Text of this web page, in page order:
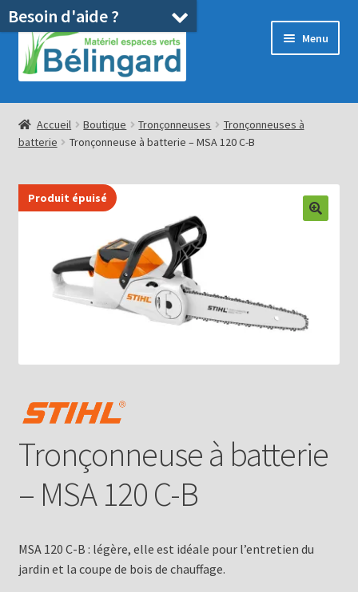
Aller
la
Aller
au
contenu
Menu
Accueil
Boutique
Location
Ouvrir
Occasions
Accueil Boutique Tronçonneuses
Tronçonneuses à
batterie
Tronçonneuse à batterie – MSA 120 C-B
Produit épuisé
Tronçonneuse à batterie
– MSA 120 C-B
MSA 120 C-B : légère, elle est idéale pour l’entretien du
jardin et la coupe de bois de chauffage.
Besoin d'aide ?